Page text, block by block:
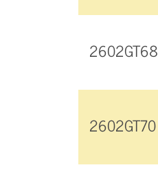
2602GT68
2602GT70